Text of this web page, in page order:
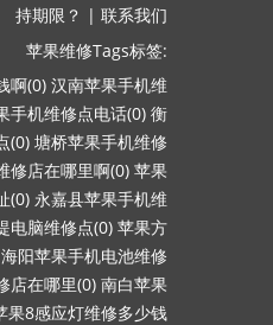
持期限？ | 联系我们
苹果维修Tags标签:
啊(0) 汉南苹果手机维
手机维修点电话(0) 衡
(0) 塘桥苹果手机维修
修店在哪里啊(0) 苹果
(0) 永嘉县苹果手机维
电脑维修点(0) 苹果方
海阳苹果手机电池维修
店在哪里(0) 南白苹果
果8感应灯维修多少钱